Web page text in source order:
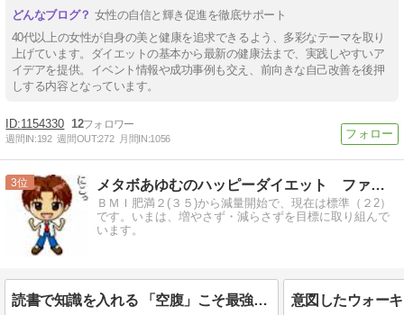
女性の自信と輝き促進を徹底サポート
40代以上の女性が自身の美と健康を追求できるよう、多彩なテーマを取り
上げています。ダイエットの基本から最新の健康法まで、実践しやすいア
イデアを提供。イベント情報や成功事例も交え、前向きな自己改善を後押
しする内容となっています。
1154330 12
週間IN:192 週間OUT:272 月間IN:1056
3 メタボあゆむのハッピーダイエット ファイナル
ＢＭＩ肥満２(３５)から減量開始で、現在は標準（２2）
です。いまは、増やさず・減らさずを目標に取り組んで
います。
読書で知識を入れる 「空腹」こそ最強のクスリ 意図したウォー